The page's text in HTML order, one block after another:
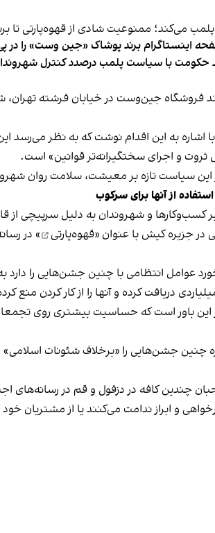
اینستاگرام برند پوشاک «جین وست» را
حکومت با سیاست پلمب درصدد کنترل
اشاره به این اقدام نوشت که به نظر می‌رسد
و اجرای سختگیرانه‌تر قوانین» است.
این سیاست‌ تازه بر معیشت، سلامت روان
از آنها برای سرکوب
کسب‌وکارها و شهروندان به دلیل سرپیچی
در جزیره کیش با عنوان «قهوه‌پارتی
» در
عوامل انتظامی با چنین جشن‌هایی را
دریافت کرده و آنها را از کار کردن منع
باور است که حساسیت بیشتری روی
جشن‌هایی را «برخلاف شئونات اسلامی»
چندین کافه در دزفول و قم در رسانه‌های
و ابراز ندامت می‌کنند یا از مشتریان